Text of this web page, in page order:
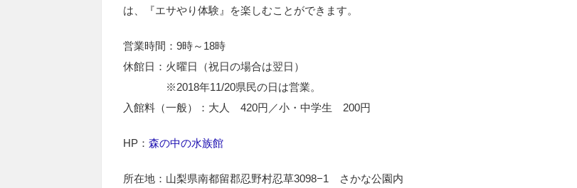
は、『エサやり体験』を楽しむことができます。
営業時間：9時～18時
休館日：火曜日（祝日の場合は翌日）
※2018年11/20県民の日は営業。
入館料（一般）：大人 420円／小・中学生 200円
HP： 森の中の水族館
所在地：山梨県南都留郡忍野村忍草3098−1 さかな公園内